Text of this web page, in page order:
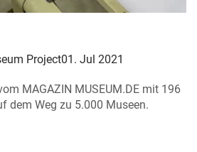
Project01. Jul 2021
MAGAZIN MUSEUM.DE mit 196
dem Weg zu 5.000 Museen.